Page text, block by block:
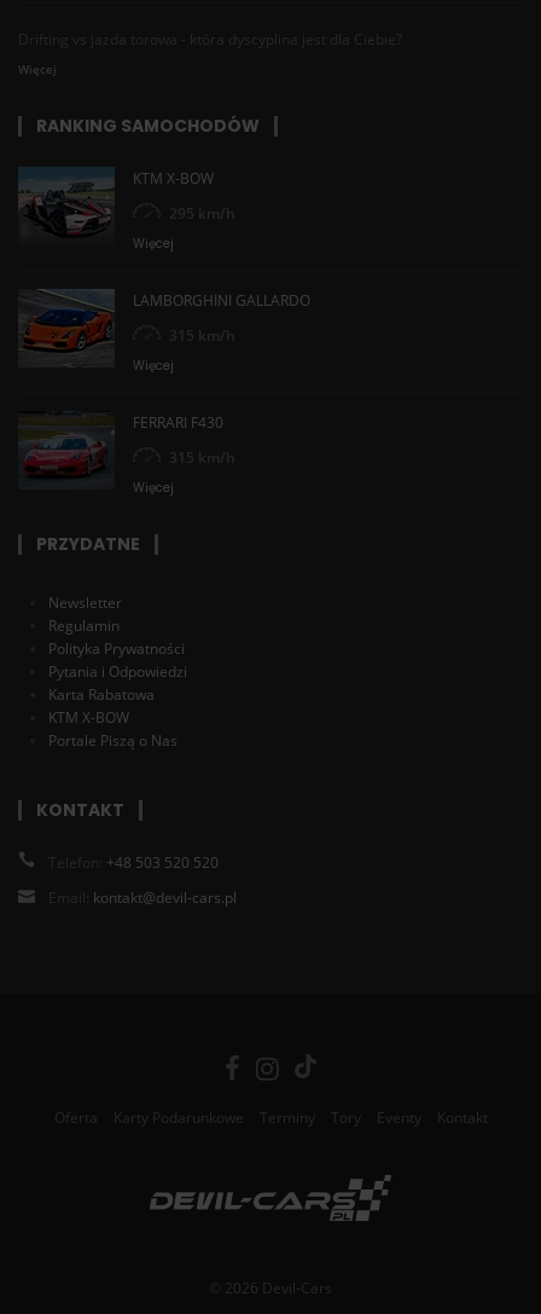
Drifting vs jazda torowa - która dyscyplina jest dla Ciebie?
Więcej
RANKING SAMOCHODÓW
KTM X-BOW
295 km/h
Więcej
LAMBORGHINI GALLARDO
315 km/h
Więcej
FERRARI F430
315 km/h
Więcej
PRZYDATNE
Newsletter
Regulamin
Polityka Prywatności
Pytania i Odpowiedzi
Karta Rabatowa
KTM X-BOW
Portale Piszą o Nas
KONTAKT
Telefon: +48 503 520 520
Email: kontakt@devil-cars.pl
Oferta Karty Podarunkowe Terminy Tory Eventy Kontakt
© 2026 Devil-Cars